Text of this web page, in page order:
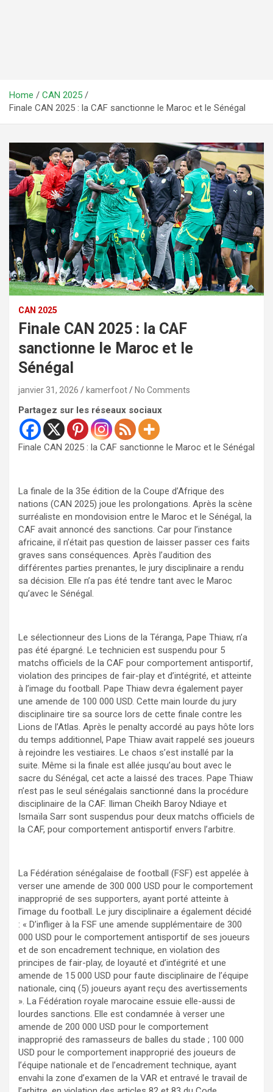
Home
CAN 2025
Finale CAN 2025 : la CAF sanctionne le Maroc et le Sénégal
CAN 2025
Finale CAN 2025 : la CAF
sanctionne le Maroc et le
Sénégal
janvier 31, 2026 kamerfoot No Comments
Partagez sur les réseaux sociaux
Finale CAN 2025 : la CAF sanctionne le Maroc et le Sénégal
La finale de la 35e édition de la Coupe d’Afrique des
nations (CAN 2025) joue les prolongations. Après la scène
surréaliste en mondovision entre le Maroc et le Sénégal, la
CAF avait annoncé des sanctions. Car pour l’instance
africaine, il n’était pas question de laisser passer ces faits
graves sans conséquences. Après l’audition des
différentes parties prenantes, le jury disciplinaire a rendu
sa décision. Elle n’a pas été tendre tant avec le Maroc
qu’avec le Sénégal.
Le sélectionneur des Lions de la Téranga, Pape Thiaw, n’a
pas été épargné. Le technicien est suspendu pour 5
matchs officiels de la CAF pour comportement antisportif,
violation des principes de fair-play et d’intégrité, et atteinte
à l’image du football. Pape Thiaw devra également payer
une amende de 100 000 USD. Cette main lourde du jury
disciplinaire tire sa source lors de cette finale contre les
Lions de l’Atlas. Après le penalty accordé au pays hôte lors
du temps additionnel, Pape Thiaw avait rappelé ses joueurs
à rejoindre les vestiaires. Le chaos s’est installé par la
suite. Même si la finale est allée jusqu’au bout avec le
sacre du Sénégal, cet acte a laissé des traces. Pape Thiaw
n’est pas le seul sénégalais sanctionné dans la procédure
disciplinaire de la CAF. Iliman Cheikh Baroy Ndiaye et
Ismaïla Sarr sont suspendus pour deux matchs officiels de
la CAF, pour comportement antisportif envers l’arbitre.
La Fédération sénégalaise de football (FSF) est appelée à
verser une amende de 300 000 USD pour le comportement
inapproprié de ses supporters, ayant porté atteinte à
l’image du football. Le jury disciplinaire a également décidé
: « D’infliger à la FSF une amende supplémentaire de 300
000 USD pour le comportement antisportif de ses joueurs
et de son encadrement technique, en violation des
principes de fair-play, de loyauté et d’intégrité et une
amende de 15 000 USD pour faute disciplinaire de l’équipe
nationale, cinq (5) joueurs ayant reçu des avertissements
». La Fédération royale marocaine essuie elle-aussi de
lourdes sanctions. Elle est condamnée à verser une
amende de 200 000 USD pour le comportement
inapproprié des ramasseurs de balles du stade ; 100 000
USD pour le comportement inapproprié des joueurs de
l’équipe nationale et de l’encadrement technique, ayant
envahi la zone d’examen de la VAR et entravé le travail de